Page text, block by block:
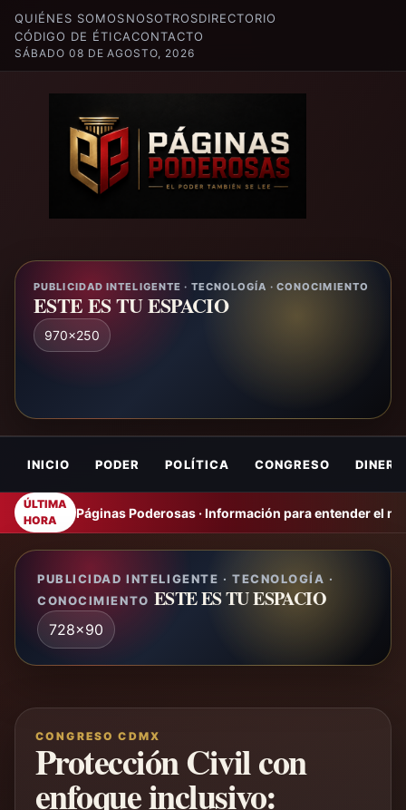
QUIÉNES SOMOSNOSOTROSDIRECTORIO
CÓDIGO DE ÉTICACONTACTO
SÁBADO 08 DE AGOSTO, 2026
PUBLICIDAD INTELIGENTE · TECNOLOGÍA · CONOCIMIENTO
ESTE ES TU ESPACIO
970x250
INICIO PODER POLÍTICA CONGRESO DINERO
ÚLTIMA
HORA
Páginas Poderosas · Información para entender el
PUBLICIDAD INTELIGENTE · TECNOLOGÍA ·
CONOCIMIENTO ESTE ES TU ESPACIO
728x90
CONGRESO CDMX
Protección Civil con
enfoque inclusivo: